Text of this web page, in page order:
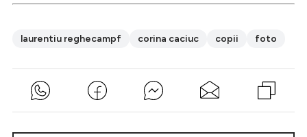
laurentiu reghecampf corina caciuc copii foto